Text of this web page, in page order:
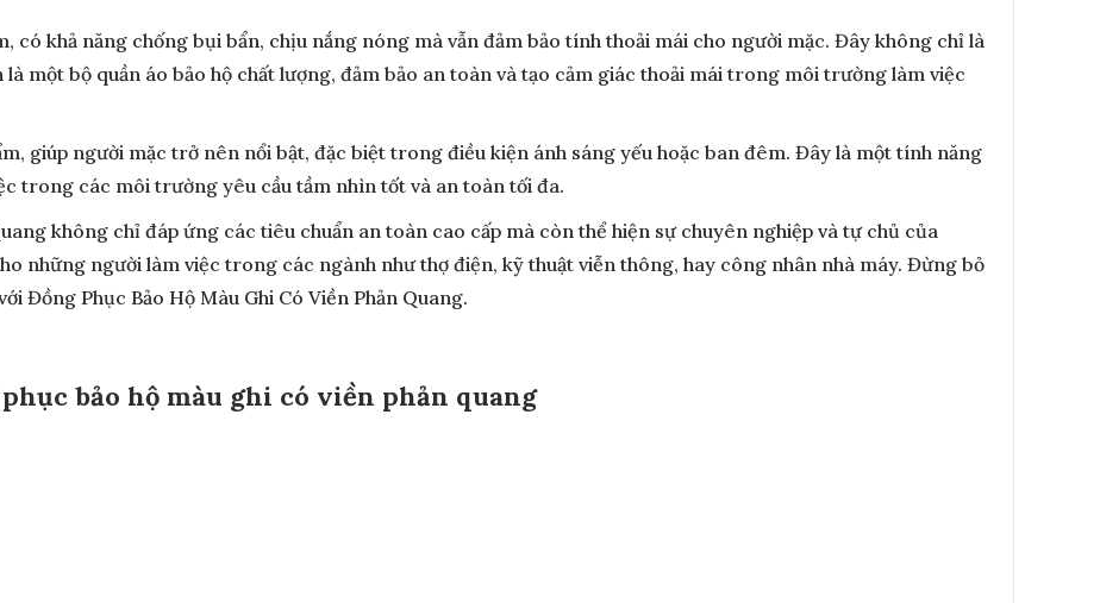
có khả năng chống bụi bẩn, chịu nắng nóng mà vẫn đảm bảo tính thoải mái cho người mặc. Đây không chỉ là
một bộ quần áo bảo hộ chất lượng, đảm bảo an toàn và tạo cảm giác thoải mái trong môi trường làm việc
giúp người mặc trở nên nổi bật, đặc biệt trong điều kiện ánh sáng yếu hoặc ban đêm. Đây là một tính năng
trong các môi trường yêu cầu tầm nhìn tốt và an toàn tối đa.
không chỉ đáp ứng các tiêu chuẩn an toàn cao cấp mà còn thể hiện sự chuyên nghiệp và tự chủ của
những người làm việc trong các ngành như thợ điện, kỹ thuật viễn thông, hay công nhân nhà máy. Đừng bỏ
Đồng Phục Bảo Hộ Màu Ghi Có Viền Phản Quang.
bảo hộ màu ghi có viền phản quang